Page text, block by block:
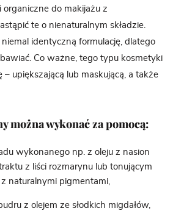
organiczne do makijażu z
te o nienaturalnym składzie.
identyczną formulację, dlatego
Co ważne, tego typu kosmetyki
– upiększającą lub maskującą, a także
można wykonać za pomocą:
wykonanego np. z oleju z nasion
z liści rozmarynu lub tonującym
naturalnymi pigmentami,
z olejem ze słodkich migdałów,